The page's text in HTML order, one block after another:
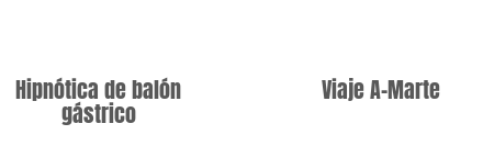
Hipnótica de balón
gástrico
Viaje A-Marte